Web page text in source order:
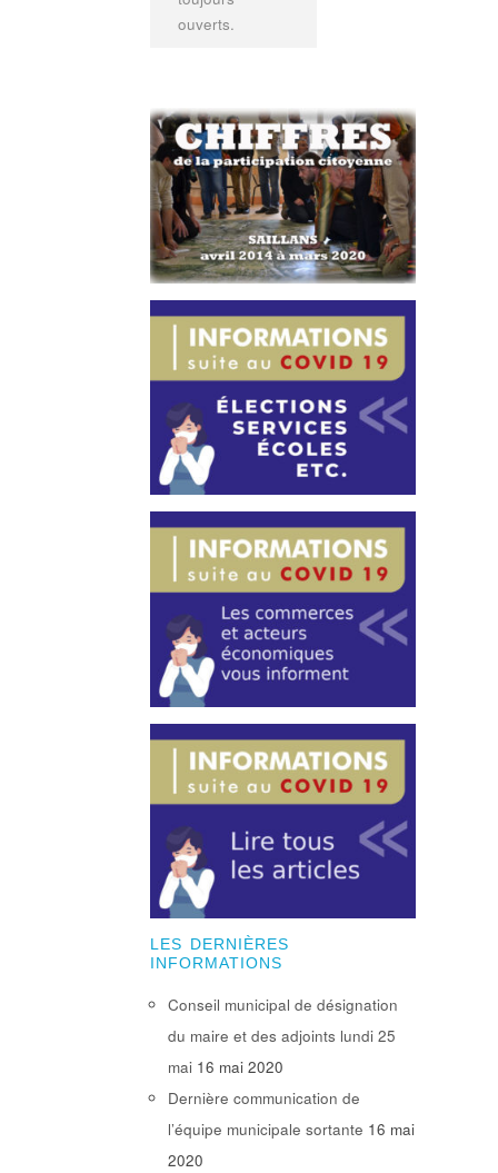
ouverts.
LES DERNIÈRES
INFORMATIONS
Conseil municipal de désignation
du maire et des adjoints lundi 25
mai 16 mai 2020
Dernière communication de
l’équipe municipale sortante 16 mai
2020